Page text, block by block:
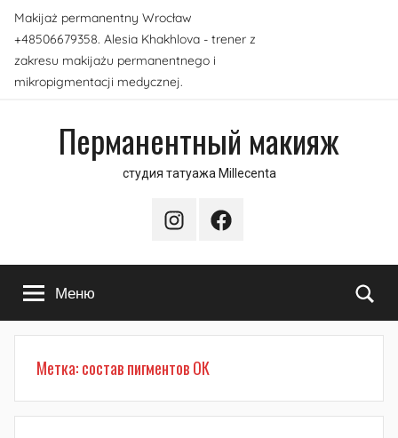
Перейти
содержимому
Makijaż permanentny Wrocław
+48506679358. Alesia Khakhlova - trener z
zakresu makijażu permanentnego i
mikropigmentacji medycznej.
Перманентный макияж
студия татуажа Millecenta
InstagramFacebook
Меню
Метка:состав пигментов ОК